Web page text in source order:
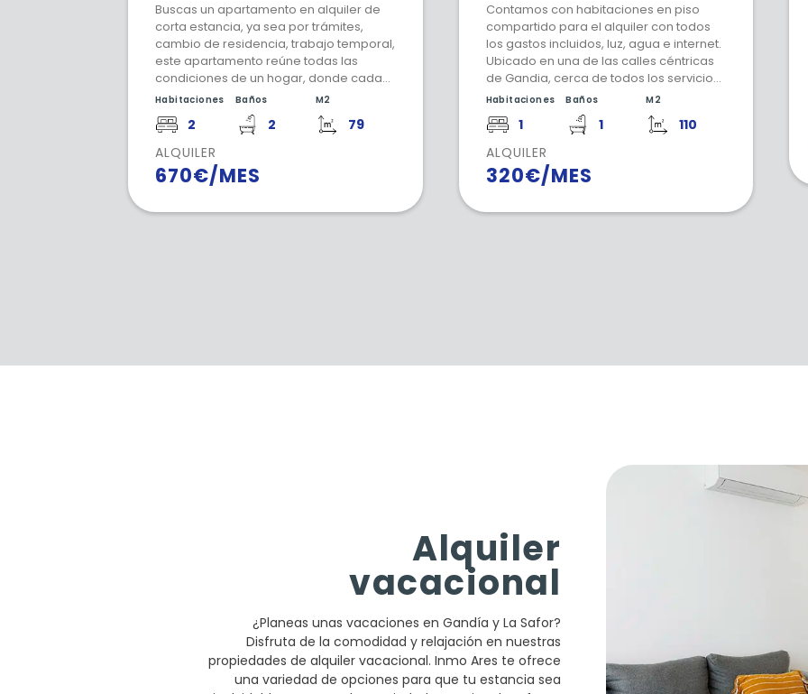
Buscas un apartamento en alquiler de
corta estancia, ya sea por trámites,
cambio de residencia, trabajo temporal,
este apartamento reúne todas las
condiciones de un hogar, donde cada
estancia ha sido decorada con mucho
cuidado, con todo lo necesario para
hacer una estancia cómoda. Ubicado
en un residencia cerca a todos los
servicios básicos, parada de autobús,
centro médico, supermercados y
Habitaciones
2
Baños
2
M2
79
ALQUILER
670€/MES
Contamos con habitaciones en piso
compartido para el alquiler con todos
los gastos incluidos, luz, agua e internet.
Ubicado en una de las calles céntricas
de Gandia, cerca de todos los servicios
básicos del día a día, supermercados,
centro médicos y demás servicios
esenciales.
Habitaciones
1
Baños
1
M2
110
ALQUILER
320€/MES
Alquiler
vacacional
¿Planeas unas vacaciones en Gandía y La Safor?
Disfruta de la comodidad y relajación en nuestras
propiedades de alquiler vacacional. Inmo Ares te ofrece
una variedad de opciones para que tu estancia sea